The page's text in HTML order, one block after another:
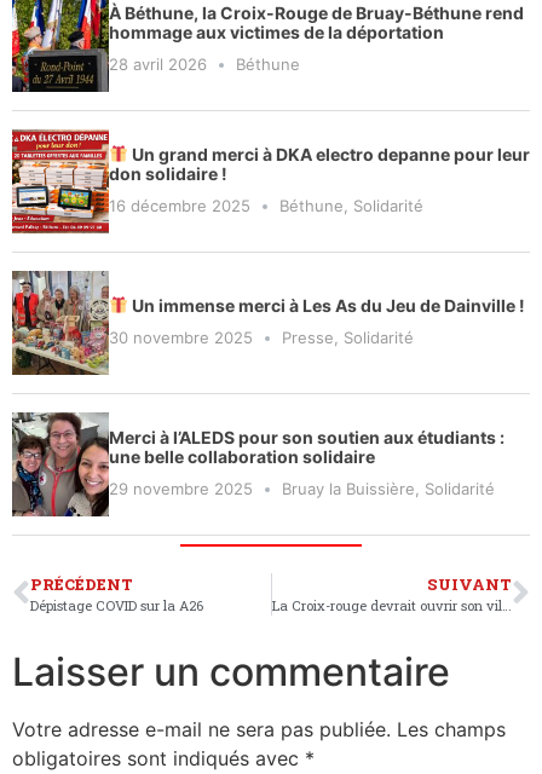
À Béthune, la Croix-Rouge de Bruay-Béthune rend
hommage aux victimes de la déportation
28 avril 2026 Béthune
Un grand merci à DKA electro depanne pour leur
don solidaire !
16 décembre 2025 Béthune Solidarité
Un immense merci à Les As du Jeu de Dainville !
30 novembre 2025 Presse Solidarité
Merci à l’ALEDS pour son soutien aux étudiants :
une belle collaboration solidaire
29 novembre 2025 Bruay la Buissière Solidarité
PRÉCÉDENT
Dépistage COVID sur la A26
SUIVANT
Laisser un commentaire
Votre adresse e-mail ne sera pas publiée. Les champs
obligatoires sont indiqués avec *